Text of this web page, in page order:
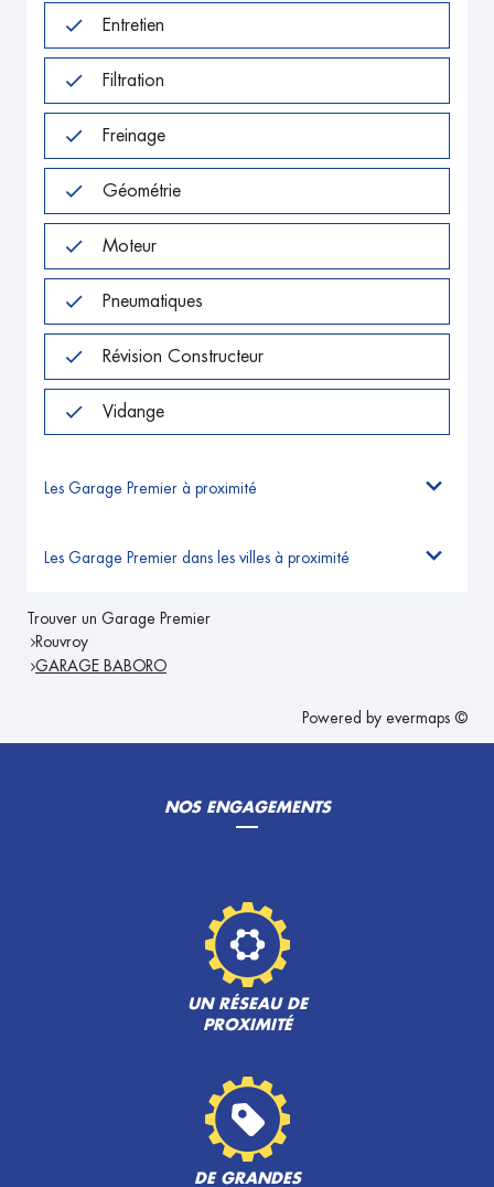
Entretien
Filtration
Freinage
Géométrie
Moteur
Pneumatiques
Révision Constructeur
Vidange
Les Garage Premier à proximité
Les Garage Premier dans les villes à proximité
Trouver un Garage Premier
Rouvroy
GARAGE BABORO
Powered by evermaps ©
NOS ENGAGEMENTS
UN RÉSEAU DE
PROXIMITÉ
DE GRANDES